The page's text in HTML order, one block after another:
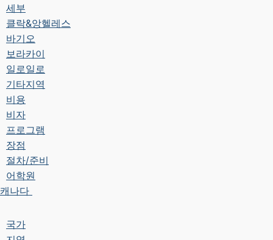
세부
클락&앙헬레스
바기오
보라카이
일로일로
기타지역
비용
비자
프로그램
장점
절차/준비
어학원
캐나다
국가